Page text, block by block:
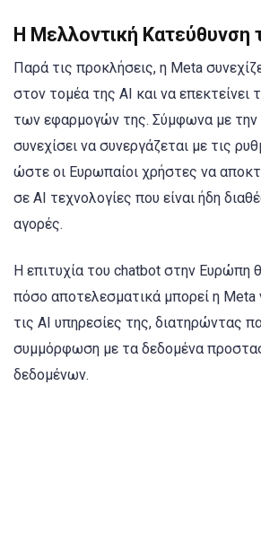
Η Μελλοντική Κατεύθυνση
Παρά τις προκλήσεις, η Meta
στον τομέα της AI και να επεκτείνει
των εφαρμογών της. Σύμφωνα με την
συνεχίσει να συνεργάζεται με τις
ώστε οι Ευρωπαίοι χρήστες να
σε AI τεχνολογίες που είναι ήδη
αγορές.
Η επιτυχία του chatbot στην Ευρώπη
πόσο αποτελεσματικά μπορεί η
τις AI υπηρεσίες της, διατηρώντας
συμμόρφωση με τα δεδομένα
δεδομένων.